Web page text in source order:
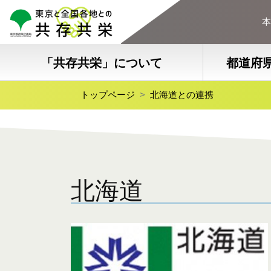
「共存共栄」について 都道府
トップページ 北海道との連携
北海道